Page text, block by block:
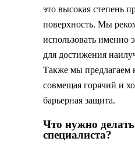
это высокая степень
поверхность. Мы
использовать именно
для достижения
Также мы предлагаем
совмещая горячий и
барьерная защита.
Что нужно
специалиста?